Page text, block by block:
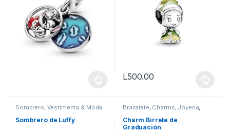
L500.00
Sombrero Vestimenta & Moda
Sombrero de Luffy
Brazalete Charms Joyeria
Pandor@, Vestimenta & Moda
Charm Birrete de
Graduación